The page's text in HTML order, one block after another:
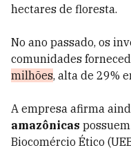
hectares de floresta.
No ano passado, os
comunidades
milhões, alta de 29%
A empresa afirma
amazônicas
Biocomércio Ético